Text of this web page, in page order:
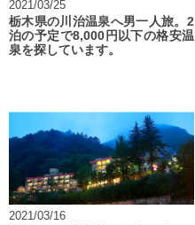
2021/03/25
栃木県の川治温泉へ男一人旅。2
泊の予定で8,000円以下の格安温
泉を探しています。
2021/03/16